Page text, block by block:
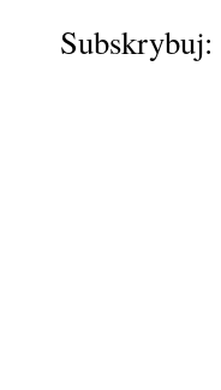
Subskrybuj: